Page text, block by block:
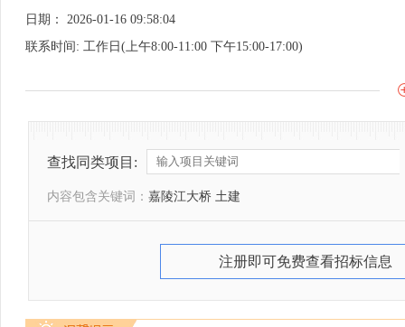
日期： 2026-01-16 09:58:04
联系时间: 工作日(上午8:00-11:00 下午15:00-17:00)
查找同类项目:
内容包含关键词： 嘉陵江大桥 土建
注册即可免费查看招标信息